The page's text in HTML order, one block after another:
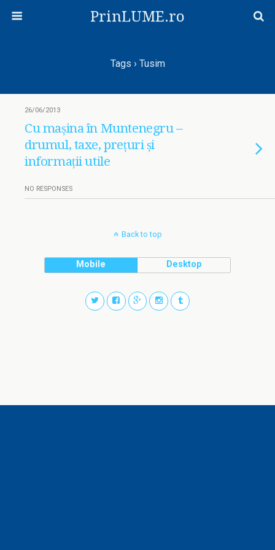
PrinLUME.ro
Tags › Tusim
26/06/2013
Cu mașina în Muntenegru –
drumul, taxe, prețuri și
informații utile
NO RESPONSES
Back to top
Mobile Desktop